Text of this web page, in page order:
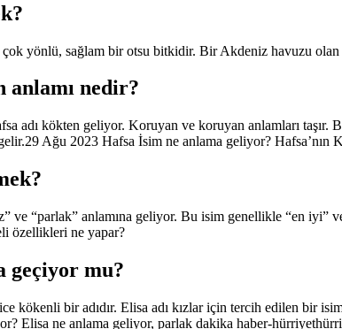
yönlü, sağlam bir otsu bitkidir. Bir Akdeniz havuzu
anlamı nedir?
adı kökten geliyor. Koruyan ve koruyan anlamları
Ağu 2023 Hafsa İsim ne anlama geliyor? Hafsa’nın
ve “parlak” anlamına geliyor. Bu isim genellikle “en
özellikleri ne yapar?
geçiyor mu?
kökenli bir adıdır. Elisa adı kızlar için tercih edilen bir
Elisa ne anlama geliyor, parlak dakika haber-